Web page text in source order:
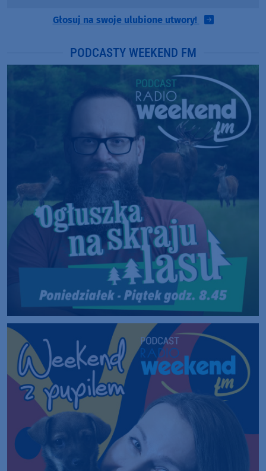
Głosuj na swoje ulubione utwory!
PODCASTY WEEKEND FM